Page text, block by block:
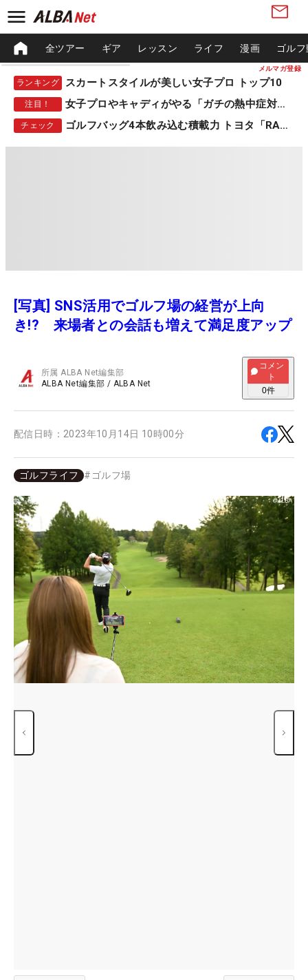
メルマガ登録
全ツアー ギア レッスン ライフ 漫画 ゴル
ランキング スカートスタイルが美しい女子プロ トップ10
注目！ 女子プロやキャディがやる「ガチの熱中症対策」
チェック ゴルフバッグ4本飲み込む積載力 トヨタ「RAV4」
[写真] SNS活用でゴルフ場の経営が上向
き!? 来場者との会話も増えて満足度アップ
所属ALBA Net編集部
ALBA Net編集部 / ALBA Net
コメン
ト
0件
配信日時： 2023年10月14日 10時00分
ゴルフライフ # ゴルフ場